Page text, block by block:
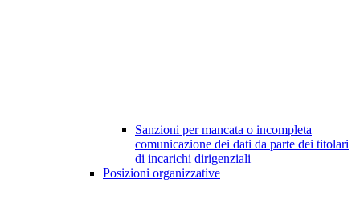
Sanzioni per mancata o incompleta
comunicazione dei dati da parte dei titolari
di incarichi dirigenziali
Posizioni organizzative